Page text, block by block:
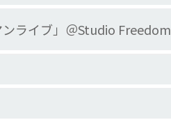
ンライブ」＠Studio Freedom